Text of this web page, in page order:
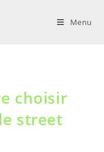
Menu
choisir
street